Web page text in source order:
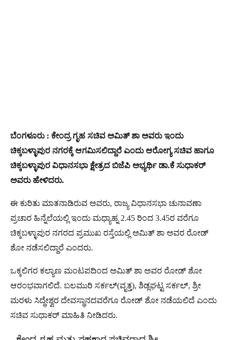
ಬೆಂಗಳೂರು : ಕೇಂದ್ರ ಗೃಹ ಸಚಿವ ಅಮಿತ್ ಶಾ ಅವರು ಇಂದು
ಚಿಕ್ಕಬಳ್ಳಾಪುರ ನಗರಕ್ಕೆ ಆಗಮಿಸಲಿದ್ದಾರೆ ಎಂದು ಆರೋಗ್ಯ ಸಚಿವ ಹಾಗೂ
ಚಿಕ್ಕಬಳ್ಳಾಪುರ ವಿಧಾನಸಭಾ ಕ್ಷೇತ್ರದ ಬಿಜೆಪಿ ಅಭ್ಯರ್ಥಿ ಡಾ.ಕೆ ಸುಧಾಕರ್
ಅವರು ಹೇಳಿದರು.
ಈ ಕುರಿತು ಮಾತನಾಡಿರುವ ಅವರು, ರಾಜ್ಯ ವಿಧಾನಸಭಾ ಚುನಾವಣಾ
ಪ್ರಚಾರ ಹಿನ್ನೆಲೆಯಲ್ಲಿ ಇಂದು ಮಧ್ಯಾಹ್ನ 2.45 ರಿಂದ 3.45ರ ವರೆಗೂ
ಚಿಕ್ಕಬಳ್ಳಾಪುರ ನಗರದ ಪ್ರಮುಖ ರಸ್ತೆಯಲ್ಲಿ ಅಮಿತ್ ಶಾ ಅವರ ರೋಡ್
ಶೋ ನಡೆಸಲಿದ್ದಾರೆ ಎಂದರು.
ಒಕ್ಕಲಿಗರ ಕಲ್ಯಾಣ ಮಂಟಪದಿಂದ ಅಮಿತ್ ಶಾ ಅವರ ರೋಡ್ ಶೋ
ಆರಂಭವಾಗಲಿದೆ. ಬಲಮುರಿ ಸರ್ಕಲ್(ವೃತ್ತ), ಶಿಡ್ಲಘಟ್ಟ ಸರ್ಕಲ್, ಶ್ರೀ
ಮರಳು ಸಿದ್ಧೇಶ್ವರ ದೇವಸ್ಥಾನದವರೆಗೂ ರೋಡ್ ಶೋ ನಡೆಯಲಿದೆ ಎಂದು
ಸಚಿವ ಸುಧಾಕರ್ ಮಾಹಿತಿ ನೀಡಿದರು.